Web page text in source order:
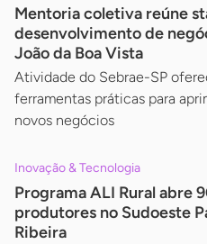
Mentoria coletiva reúne
desenvolvimento de
João da Boa Vista
Atividade do Sebrae-SP
ferramentas práticas para
novos negócios
Inovação & Tecnologia
Programa ALI Rural abre
produtores no Sudoeste
Ribeira